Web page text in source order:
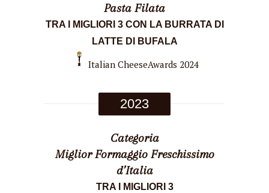
Pasta Filata
TRA I MIGLIORI 3 CON LA BURRATA DI
LATTE DI BUFALA
Italian CheeseAwards 2024
2023
Categoria
Miglior Formaggio Freschissimo
d’Italia
TRA I MIGLIORI 3